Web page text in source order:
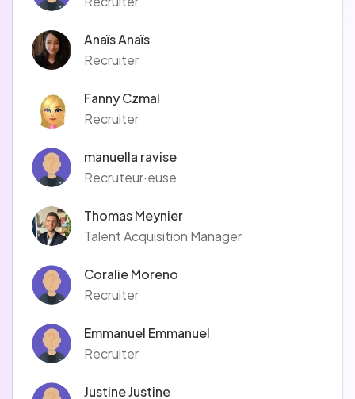
Anaïs Anaïs
Recruiter
Fanny Czmal
Recruiter
manuella ravise
Recruteur·euse
Thomas Meynier
Talent Acquisition Manager
Coralie Moreno
Recruiter
Emmanuel Emmanuel
Recruiter
Justine Justine